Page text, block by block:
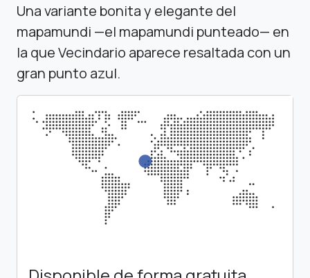
Una variante bonita y elegante del
mapamundi —el mapamundi punteado— en
la que Vecindario aparece resaltada con un
gran punto azul.